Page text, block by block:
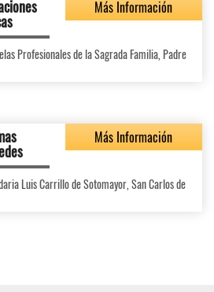
Más Información
Profesionales de la Sagrada Familia, Padre
Más Información
Luis Carrillo de Sotomayor, San Carlos de